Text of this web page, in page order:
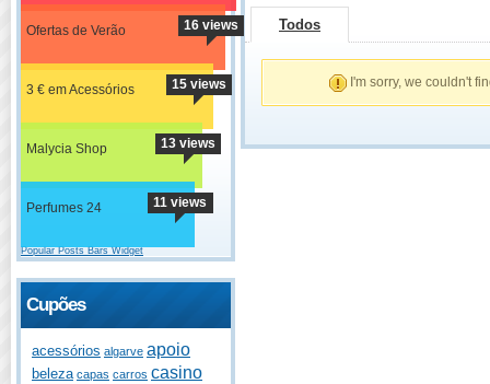
Ofertas de Verão 16 views
3 € em Acessórios 15 views
Malycia Shop 13 views
Perfumes 24 11 views
Popular Posts Bars Widget
Cupões
acessórios algarve apoio
beleza capas carros casino
Todos
I'm sorry, we couldn't